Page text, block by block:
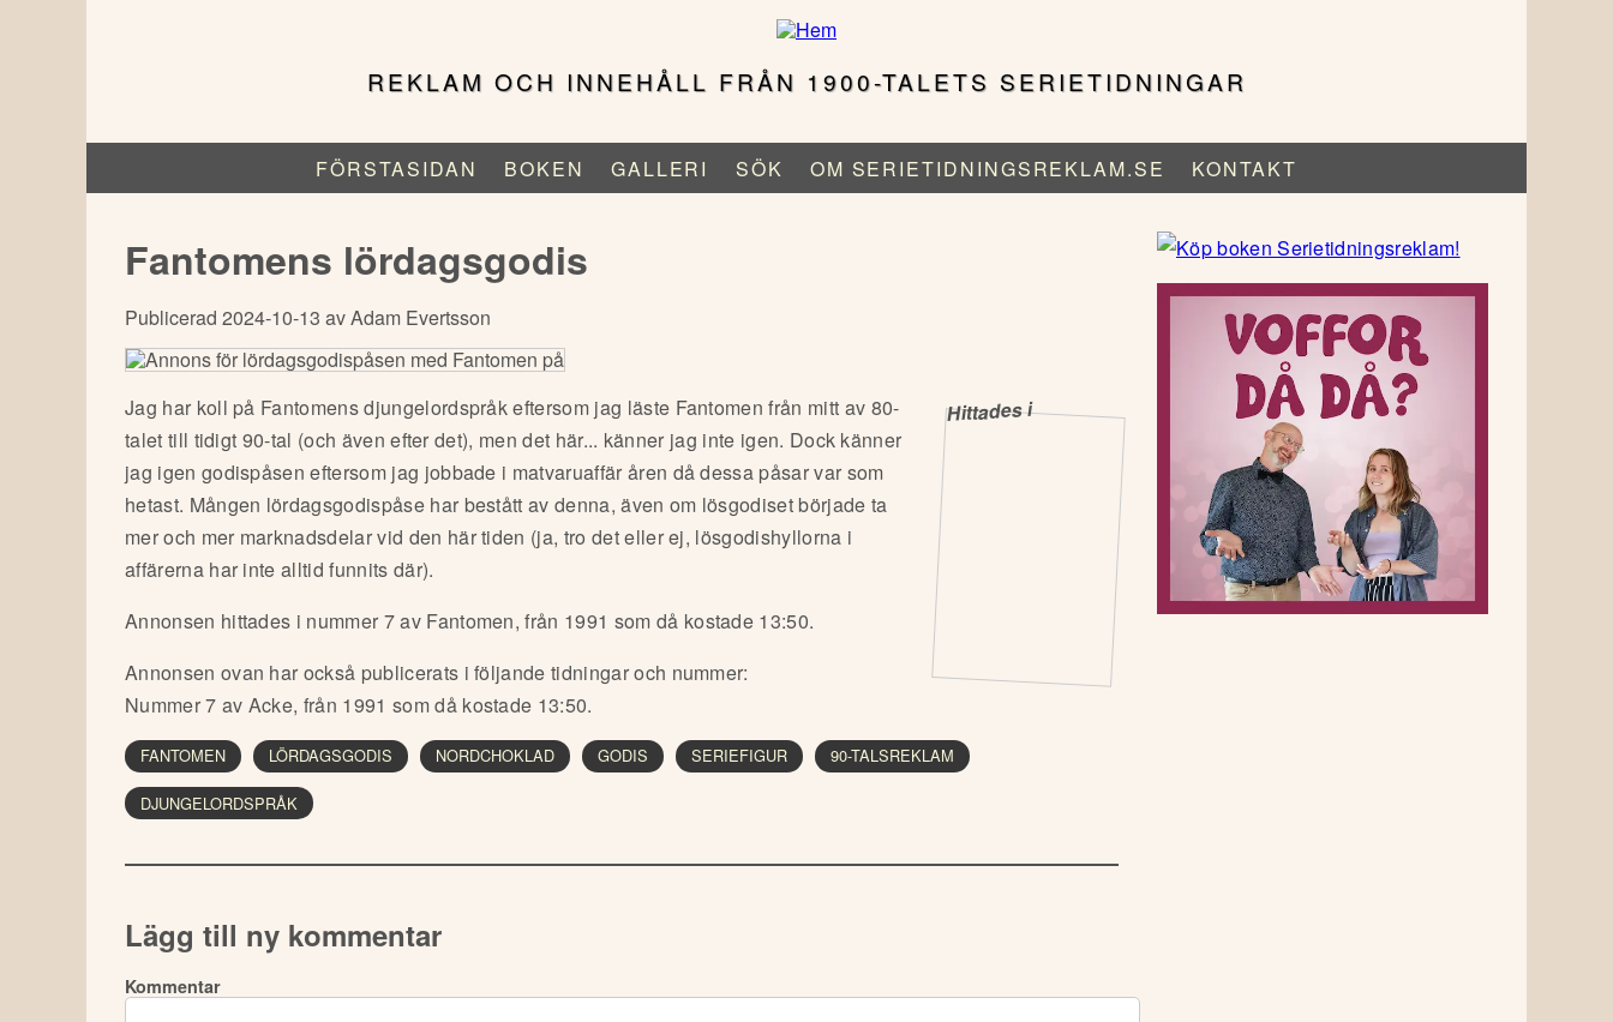
REKLAM OCH INNEHÅLL FRÅN 1900-TALETS SERIETIDNINGAR
Huvudmeny
Serietidningsreklam.se)
FÖRSTASIDAN BOKEN GALLERI SÖK OM SERIETIDNINGSREKLAM.SE KONTAKT
Fantomens lördagsgodis
Publicerad 2024-10-13 av Adam Evertsson
Hittades i
Jag har koll på Fantomens djungelordspråk eftersom jag läste Fantomen från mitt av 80-
talet till tidigt 90-tal (och även efter det), men det här... känner jag inte igen. Dock känner
jag igen godispåsen eftersom jag jobbade i matvaruaffär åren då dessa påsar var som
hetast. Mången lördagsgodispåse har bestått av denna, även om lösgodiset började ta
mer och mer marknadsdelar vid den här tiden (ja, tro det eller ej, lösgodishyllorna i
affärerna har inte alltid funnits där).
Annonsen hittades i nummer 7 av Fantomen, från 1991 som då kostade 13:50.
Annonsen ovan har också publicerats i följande tidningar och nummer:
Nummer 7 av Acke, från 1991 som då kostade 13:50.
FANTOMEN LÖRDAGSGODIS NORDCHOKLAD GODIS SERIEFIGUR 90-TALSREKLAM
DJUNGELORDSPRÅK
Lägg till ny kommentar
Kommentar